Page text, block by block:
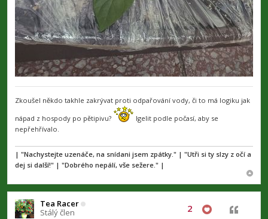
Zkoušel někdo takhle zakrývat proti odpařování vody, či to má logiku jak
nápad z hospody po pětipivu?
Igelit podle počasí, aby se
nepřehřívalo.
| "Nachystejte uzenáče, na snídani jsem zpátky." | "Utři si ty slzy z očí a
dej si další!" | "Dobrého nepálí, vše sežere." |
Tea Racer
Stálý člen
2 Citovat